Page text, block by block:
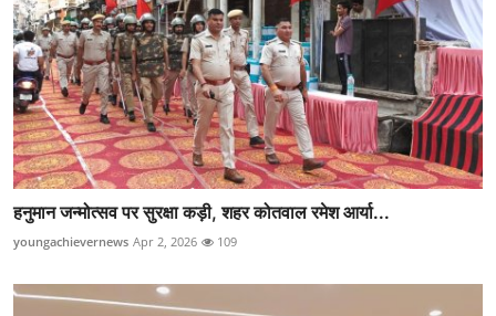
हनुमान जन्मोत्सव पर सुरक्षा कड़ी, शहर कोतवाल रमेश आर्या...
youngachievernews Apr 2, 2026 109